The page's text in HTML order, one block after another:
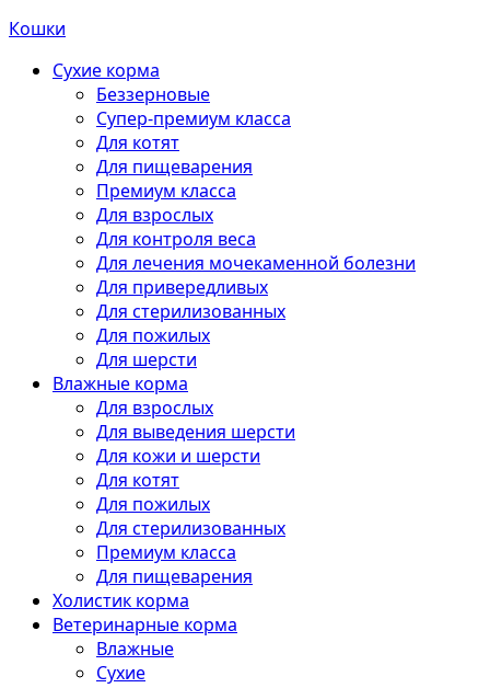
Кошки
Сухие корма
Беззерновые
Супер-премиум класса
Для котят
Для пищеварения
Премиум класса
Для взрослых
Для контроля веса
Для лечения мочекаменной болезни
Для привередливых
Для стерилизованных
Для пожилых
Для шерсти
Влажные корма
Для взрослых
Для выведения шерсти
Для кожи и шерсти
Для котят
Для пожилых
Для стерилизованных
Премиум класса
Для пищеварения
Холистик корма
Ветеринарные корма
Влажные
Сухие